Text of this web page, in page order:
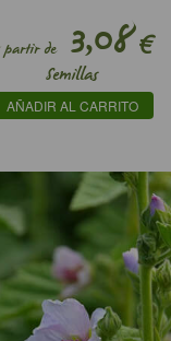
partir de3,08€
Semillas
AÑADIR AL CARRITO